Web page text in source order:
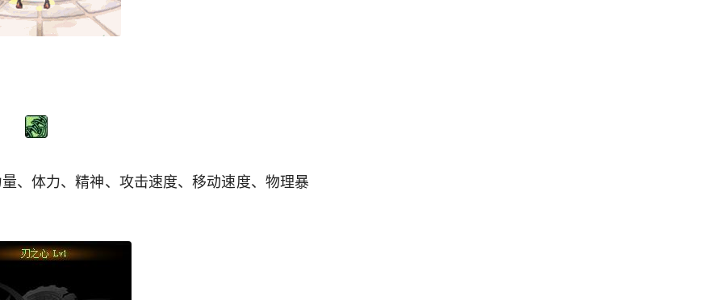
、体力、精神、攻击速度、移动速度、物理暴